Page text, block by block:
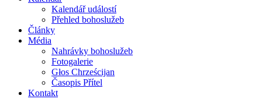
Kalendář událostí
Přehled bohoslužeb
Články
Média
Nahrávky bohoslužeb
Fotogalerie
Głos Chrześcijan
Časopis Přítel
Kontakt